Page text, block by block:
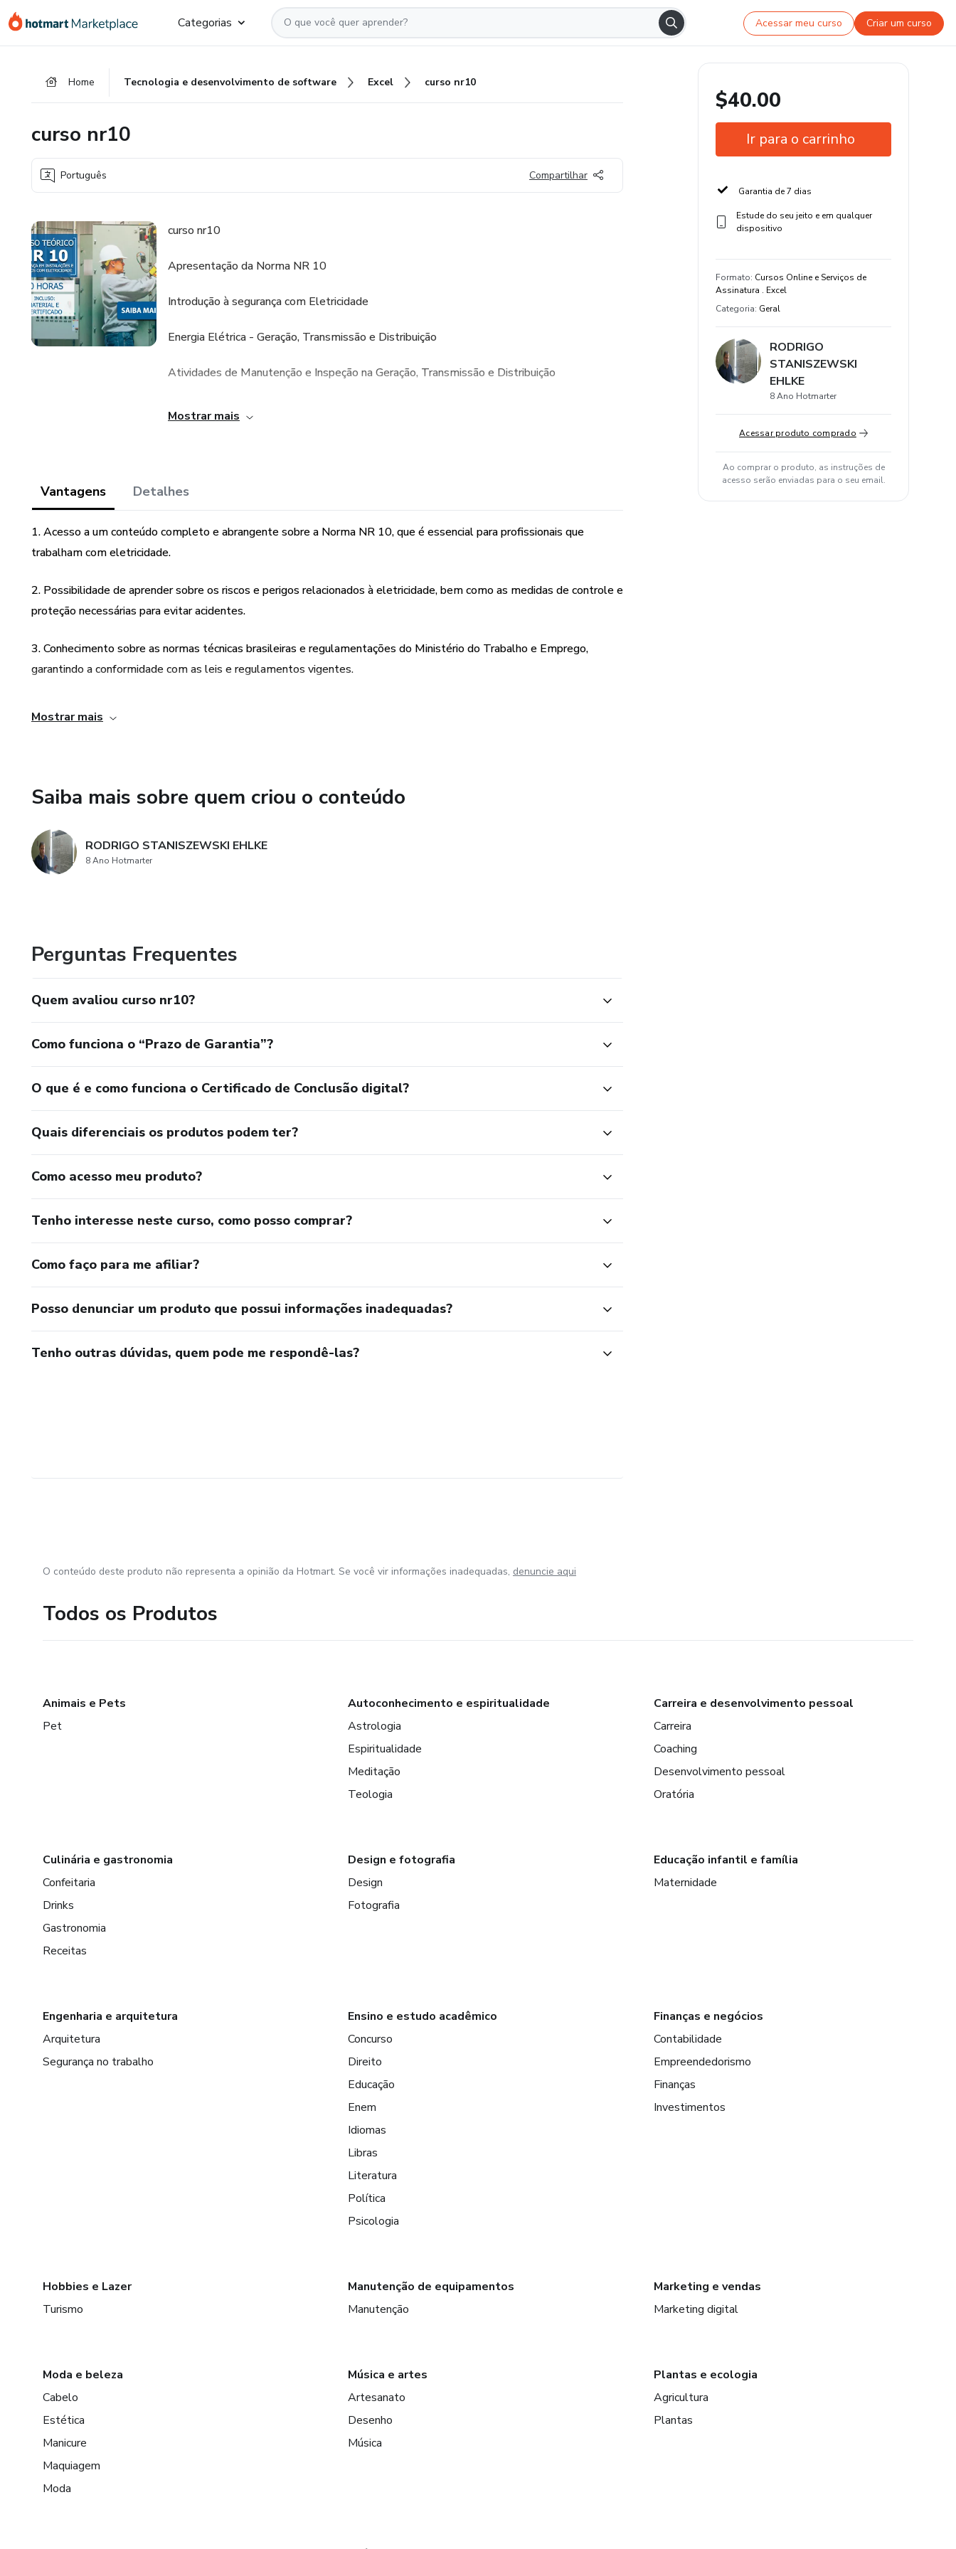
para
para
para
Categorias Acessar meu curso Criar um curso
Home Tecnologia e desenvolvimento de software Excel curso nr10
curso nr10
Português Compartilhar
curso nr10
Apresentação da Norma NR 10
Introdução à segurança com Eletricidade
Energia Elétrica - Geração, Transmissão e Distribuição
Atividades de Manutenção e Inspeção na Geração, Transmissão e Distribuição
Riscos em Instalações e Serviços com Eletricidade
Normas Técnicas Brasileiras - NBR da ABNT
Regulamentações do MTE
Equipamentos de Proteção Coletiva e Individual (EPC/EPI)
Documentação de Instalações Elétricas
Tipos de Choques Elétricos
Campos Eletromagnéticos
MCRE - Desenergização
MCRE - Aterramento Funcional, de Proteção e Temporário (TN / TT / IT)
MCRE - Seccionamento Automático da Alimentação
MCRE - Proteção por Extrabaixa Tensão: SELV E PELV
MCRE - Barreiras e Invólucros
MCRE - Isolamento
Mostrar mais
Vantagens Detalhes
1. Acesso a um conteúdo completo e abrangente sobre a Norma NR 10, que é essencial para profissionais que
trabalham com eletricidade.
2. Possibilidade de aprender sobre os riscos e perigos relacionados à eletricidade, bem como as medidas de controle e
proteção necessárias para evitar acidentes.
3. Conhecimento sobre as normas técnicas brasileiras e regulamentações do Ministério do Trabalho e Emprego,
garantindo a conformidade com as leis e regulamentos vigentes.
minimizar danos em situações de emergência.
Mostrar mais
Saiba mais sobre quem criou o conteúdo
RODRIGO STANISZEWSKI EHLKE
8 Ano Hotmarter
Perguntas Frequentes
Quem avaliou curso nr10?
Como funciona o “Prazo de Garantia”?
O que é e como funciona o Certificado de Conclusão digital?
Quais diferenciais os produtos podem ter?
Como acesso meu produto?
Tenho interesse neste curso, como posso comprar?
Como faço para me afiliar?
Posso denunciar um produto que possui informações inadequadas?
Tenho outras dúvidas, quem pode me respondê-las?
$40.00
Ir para o carrinho
Garantia de 7 dias
Estude do seu jeito e em qualquer
dispositivo
Formato: Cursos Online e Serviços de
Assinatura . Excel
Categoria: Geral
RODRIGO
STANISZEWSKI
EHLKE
8 Ano Hotmarter
Acessar produto comprado
Ao comprar o produto, as instruções de
acesso serão enviadas para o seu email.
O conteúdo deste produto não representa a opinião da Hotmart. Se você vir informações inadequadas, denuncie aqui
Todos os Produtos
Animais e Pets
Pet
Autoconhecimento e espiritualidade
Astrologia
Espiritualidade
Meditação
Teologia
Carreira e desenvolvimento pessoal
Carreira
Coaching
Desenvolvimento pessoal
Oratória
Culinária e gastronomia
Confeitaria
Drinks
Gastronomia
Receitas
Design e fotografia
Design
Fotografia
Educação infantil e família
Maternidade
Engenharia e arquitetura
Arquitetura
Segurança no trabalho
Ensino e estudo acadêmico
Concurso
Direito
Educação
Enem
Idiomas
Libras
Literatura
Política
Psicologia
Finanças e negócios
Contabilidade
Empreendedorismo
Finanças
Investimentos
Hobbies e Lazer
Turismo
Manutenção de equipamentos
Manutenção
Marketing e vendas
Marketing digital
Moda e beleza
Cabelo
Estética
Manicure
Maquiagem
Moda
Música e artes
Artesanato
Desenho
Música
Plantas e ecologia
Agricultura
Plantas